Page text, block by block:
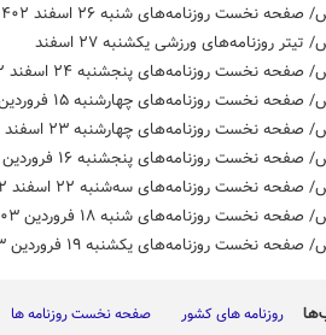
نخست روزنامه‌های شنبه ۲۶ اسفند ۱۴۰۲
روزنامه‌های ورزشی یکشنبه ۲۷ اسفند
نخست روزنامه‌های پنجشنبه ۲۴ اسفند ۱۴۰۲
نخست روزنامه‌های چهارشنبه ۱۵ فروردین ۱۴۰۳
نخست روزنامه‌های چهارشنبه ۲۳ اسفند ۱۴۰۲
نخست روزنامه‌های پنجشنبه ۱۶ فروردین ۱۴۰۳
نخست روزنامه‌های سه‌شنبه ۲۲ اسفند ۱۴۰۲
نخست روزنامه‌های شنبه ۱۸ فروردین ۱۴۰۳
نخست روزنامه‌های یکشنبه ۱۹ فروردین ۱۴۰۳
روزنامه های کشور صفحه نخست روزنامه ها